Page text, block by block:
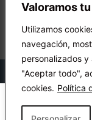
Valoramos
Utilizamos
navegación,
personalizados
"Aceptar todo",
cookies. Política
© Copyright